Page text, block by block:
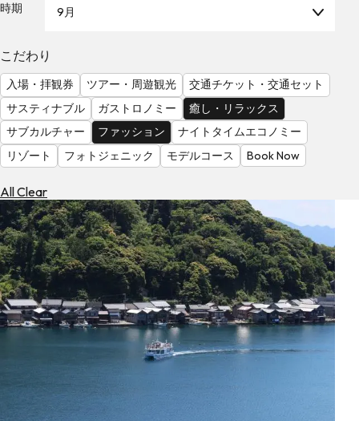
を
見
る
時期 9月
こだわり
入場・拝観券 ツアー・周遊観光
交通チケット・交通セット
サスティナブル
ガストロノミー
癒し・リラックス
サブカルチャー
ファッション
ナイトタイムエコノミー
リゾート
フォトジェニック モデルコース Book Now
All Clear